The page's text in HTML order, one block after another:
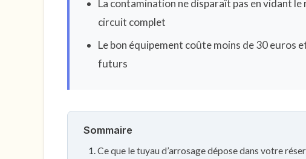
La contamination ne disparaît pas en vidant
circuit complet
Le bon équipement coûte moins de 30 euros
futurs
Sommaire
Ce que le tuyau d’arrosage dépose dans votre